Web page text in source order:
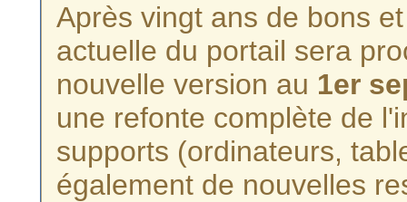
Après vingt ans de bons
actuelle du portail sera
nouvelle version au 1er
une refonte complète de
supports (ordinateurs,
également de nouvelles